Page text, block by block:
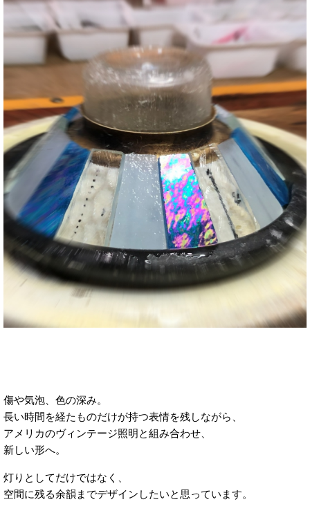
傷や気泡、色の深み。
長い時間を経たものだけが持つ表情を残しながら、
アメリカのヴィンテージ照明と組み合わせ、
新しい形へ。
灯りとしてだけではなく、
空間に残る余韻までデザインしたいと思っています。